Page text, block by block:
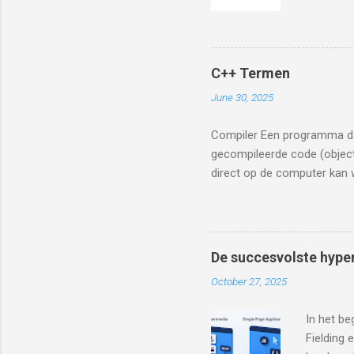
mijn
geval is
C++ Termen
June 30, 2025
Compiler Een programma
gecompileerde code
direct op de computer kan
Tekst in de broncode die
Library (Bibliotheek) Een
(Integrated Development
alles in één (zoals VS
uitvoert. (Bijv. int som(int a,
De succesvolste
October 27, 2025
In het
Fielding